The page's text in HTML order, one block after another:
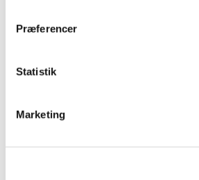
Præferencer
Statistik
Marketing
2016 (167)
2014 (44)
2011 (13)